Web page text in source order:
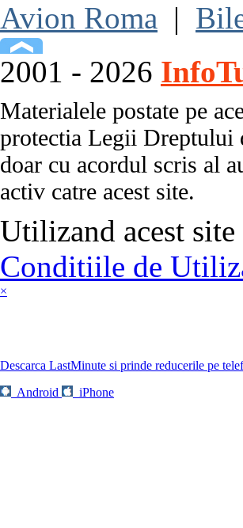
Avion Roma |
2001 - 2026
Materialele postate pe
protectia Legii Dreptului
doar cu acordul scris al
activ catre acest site.
Utilizand acest
Conditiile de
×
Descarca LastMinute si prinde reducerile pe
Android
iPhone